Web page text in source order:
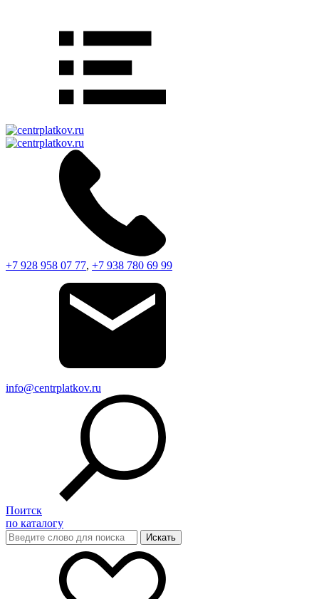
+7 928 958 07 77, +7 938 780 69 99
info@centrplatkov.ru
Поитск
по каталогу